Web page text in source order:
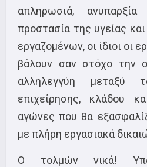
απληρωσιά,
προστασία της υγείας
εργαζομένων, οι ίδιοι οι
βάλουν σαν στόχο την
αλληλεγγύη μεταξύ
επιχείρησης, κλάδου
αγώνες που θα
με πλήρη εργασιακά
Ο τολμών νικά!